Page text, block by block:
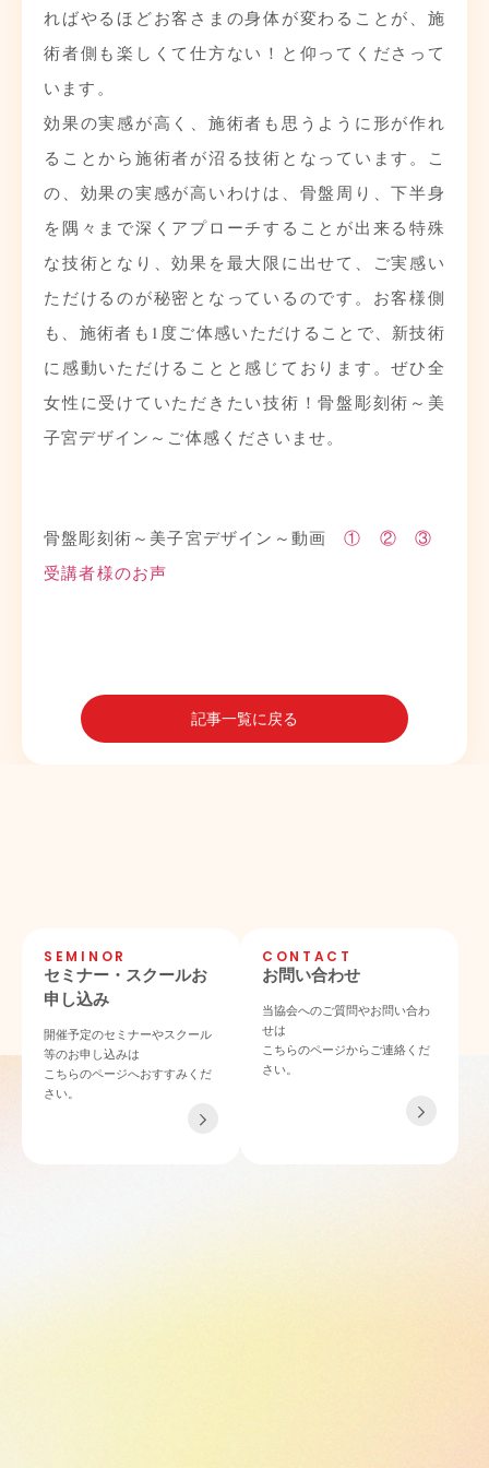
ればやるほどお客さまの身体が変わることが、施
術者側も楽しくて仕方ない！と仰ってくださって
います。
効果の実感が高く、施術者も思うように形が作れ
ることから施術者が沼る技術となっています。こ
の、効果の実感が高いわけは、骨盤周り、下半身
を隅々まで深くアプローチすることが出来る特殊
な技術となり、効果を最大限に出せて、ご実感い
ただけるのが秘密となっているのです。お客様側
も、施術者も1度ご体感いただけることで、新技術
に感動いただけることと感じております。ぜひ全
女性に受けていただきたい技術！骨盤彫刻術～美
子宮デザイン～ご体感くださいませ。
骨盤彫刻術～美子宮デザイン～動画① ②
③
受講者様のお声
記事一覧に戻る
SEMINOR
セミナー・スクールお
申し込み
開催予定のセミナーやスクール
等のお申し込みは
こちらのページへおすすみくだ
さい。
CONTACT
お問い合わせ
当協会へのご質問やお問い合わ
せは
こちらのページからご連絡くだ
さい。
〒532-0011 大阪府大阪市淀川区西中島4-3-21 NLCセントラルビル901